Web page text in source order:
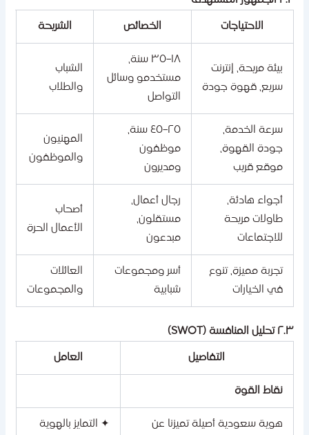
الاحتياجات الخصائص الشريحة
بيئة مريحة، إنترنت
سريع، قهوة جودة
١٨–٣٥ سنة،
مستخدمو وسائل
التواصل
الشباب
والطلاب
سرعة الخدمة،
جودة القهوة،
موقع قريب
٢٥–٤٥ سنة،
موظفون
ومديرون
المهنيون
والموظفون
أجواء هادئة،
طاولات مريحة
للاجتماعات
رجال أعمال،
مستقلون،
مبدعون
أصحاب
الأعمال الحرة
تجربة مميزة، تنوع
في الخيارات
أسر ومجموعات
شبابية
العائلات
والمجموعات
التفاصيل العامل
نقاط القوة
هوية سعودية أصيلة تميزنا عن ✦ التمايز بالهوية